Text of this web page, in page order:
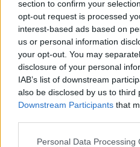
section to confirm your
opt-out request is processed
interest-based ads based on
us or personal information
your opt-out. You may
disclosure of your personal
IAB’s list of downstream
also be disclosed by us to third
Downstream Participants that
Personal Data Processing